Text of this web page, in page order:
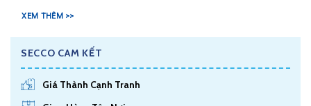
XEM THÊM >>
SECCO CAM KẾT
Giá Thành Cạnh Tranh